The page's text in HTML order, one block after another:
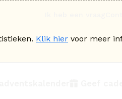
Klik hier voor meer